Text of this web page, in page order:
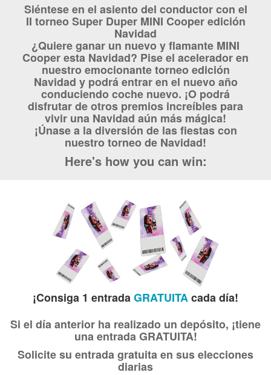
Siéntese en el asiento del conductor con el
II torneo Super Duper MINI Cooper edición
Navidad
¿Quiere ganar un nuevo y flamante MINI
Cooper esta Navidad? Pise el acelerador en
nuestro emocionante torneo edición
Navidad y podrá entrar en el nuevo año
conduciendo coche nuevo. ¡O podrá
disfrutar de otros premios increíbles para
vivir una Navidad aún más mágica!
¡Únase a la diversión de las fiestas con
nuestro torneo de Navidad!
Here's how you can win:
¡Consiga 1 entradaGRATUITAcada día!
Si el día anterior ha realizado un depósito, ¡tiene
una entrada GRATUITA!
Solicite su entrada gratuita en sus elecciones
diarias